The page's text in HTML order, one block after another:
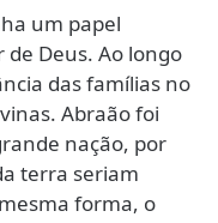
um papel
Deus. Ao longo
das famílias no
Abraão foi
nação, por
terra seriam
forma, o